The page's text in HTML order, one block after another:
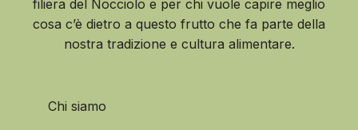
filiera del Nocciolo e per chi vuole capire meglio
cosa c’è dietro a questo frutto che fa parte della
nostra tradizione e cultura alimentare.
Chi siamo